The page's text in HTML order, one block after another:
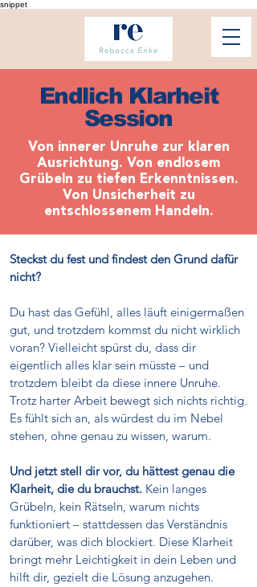
snippet
Endlich Klarheit
Session
Von innerer Unruhe zur klaren
Ausrichtung. Von endlosem
Grübeln zu tiefen Erkenntnissen.
Von Unsicherheit zu
entschlossenem Handeln.
Steckst du fest und findest den Grund dafür
nicht?
Du hast das Gefühl, alles läuft einigermaßen
gut, und trotzdem kommst du nicht wirklich
voran? Vielleicht spürst du, dass dir
eigentlich alles klar sein müsste – und
trotzdem bleibt da diese innere Unruhe.
Trotz harter Arbeit bewegt sich nichts richtig.
Es fühlt sich an, als würdest du im Nebel
stehen, ohne genau zu wissen, warum.
Und jetzt stell dir vor, du hättest genau die
Klarheit, die du brauchst. Kein langes
Grübeln, kein Rätseln, warum nichts
funktioniert – stattdessen das Verständnis
darüber, was dich blockiert. Diese Klarheit
bringt mehr Leichtigkeit in dein Leben und
hilft dir, gezielt die Lösung anzugehen.